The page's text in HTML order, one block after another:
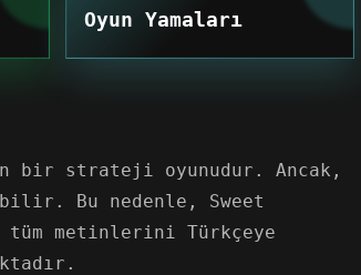
Oyun Yamaları
bir strateji oyunudur. Ancak,
Bu nedenle, Sweet
metinlerini Türkçeye